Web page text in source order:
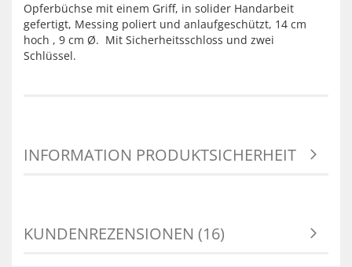
Opferbüchse mit einem Griff, in solider Handarbeit
gefertigt, Messing poliert und anlaufgeschützt, 14 cm
hoch , 9 cm Ø. Mit Sicherheitsschloss und zwei
Schlüssel.
INFORMATION PRODUKTSICHERHEIT
KUNDENREZENSIONEN (16)